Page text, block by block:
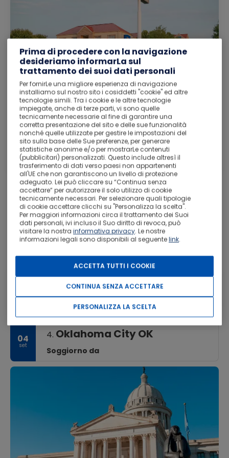
Baymont by Wyndham Springfield I-44
Springfield MO -Mostra sulla mappa> 6,2 km da Centro
8,3
Ottimo
3261
Piscina al coperto (tutto l''''anno)
Palestra
Parcheggio gratuito
1 King Bed, Mobility Accessible Room, Bathtub
w/Grab Bars, Non-Smoking
CON COLAZIONE
Cancellazione gratuita
Vedi i dettagli
Trasporto da Springfield MO
a Oklahoma City OK
Oklahoma City OK
Trasporto disabilitato
04
set
4. Oklahoma City OK
Soggiorno da
Prima di procedere con la navigazione
desideriamo informarLa sul
trattamento dei suoi dati personali
Per fornirLe una migliore esperienza di navigazione
installiamo sul nostro sito i cosiddetti "cookie" ed altre
tecnologie simili. Tra i cookie e le altre tecnologie
impiegate, anche di terze parti, vi sono quelle
tecnicamente necessarie al fine di garantire una
corretta presentazione del sito e delle sue funzionalità
nonché quelle utilizzate per gestire le impostazioni del
sito sulla base delle Sue preferenze, per generare
statistiche anonime e/o per mostrarLe contenuti
(pubblicitari) personalizzati. Questo include altresì il
trasferimento di dati verso paesi non appartenenti
all'UE che non garantiscono un livello di protezione
adeguato. Lei può cliccare su “Continua senza
accettare” per autorizzare il solo utilizzo di cookie
tecnicamente necessari. Per selezionare quali tipologie
di cookie accettare clicchi su "Personalizza la scelta".
Per maggiori informazioni circa il trattamento dei Suoi
dati personali, ivi incluso il Suo diritto di revoca, può
visitare la nostra informativa privacy. Le nostre
informazioni legali sono disponibili al seguentelink.
ACCETTA TUTTI I COOKIE
CONTINUA SENZA ACCETTARE
PERSONALIZZA LA SCELTA